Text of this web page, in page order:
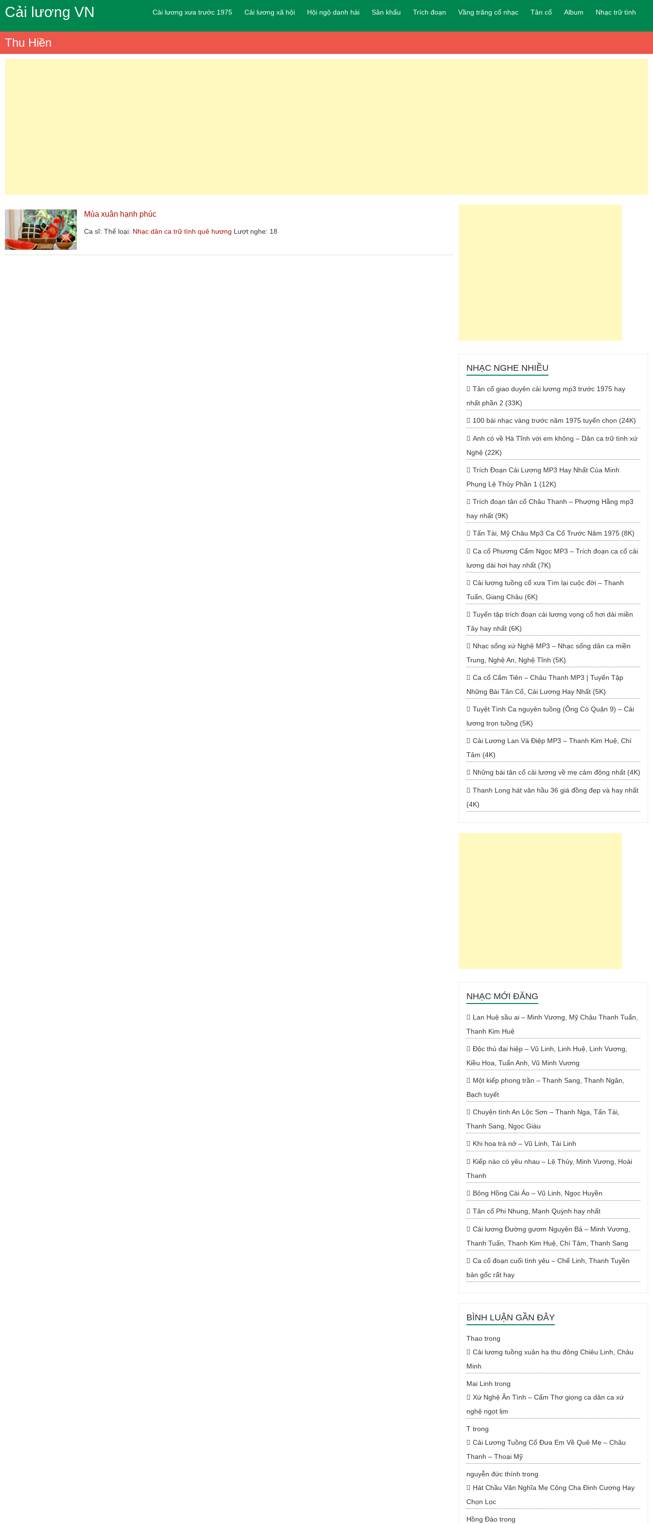
Cải lương VN Cải lương xưa trước 1975 Cải lương xã hội Hội ngộ danh hài Sân khấu Trích đoạn Vầng trăng cổ nhạc Tân cổ Album Nhạc trữ tình
Thu Hiền
Mùa xuân hạnh phúc
Ca sĩ: Thể loại: Nhạc dân ca trữ tình quê hương Lượt nghe: 18
NHẠC NGHE NHIỀU
Tân cổ giao duyên cải lương mp3 trước 1975 hay
nhất phần 2 (33K)
100 bài nhạc vàng trước năm 1975 tuyển chọn (24K)
Anh có về Hà Tĩnh với em không – Dân ca trữ tình xứ
Nghệ (22K)
Trích Đoạn Cải Lương MP3 Hay Nhất Của Minh
Phụng Lệ Thủy Phần 1 (12K)
Trích đoạn tân cổ Châu Thanh – Phượng Hằng mp3
hay nhất (9K)
Tấn Tài, Mỹ Châu Mp3 Ca Cổ Trước Năm 1975 (8K)
Ca cổ Phương Cẩm Ngọc MP3 – Trích đoạn ca cổ cải
lương dài hơi hay nhất (7K)
Cải lương tuồng cổ xưa Tìm lại cuộc đời – Thanh
Tuấn, Giang Châu (6K)
Tuyển tập trích đoạn cải lương vọng cổ hơi dài miền
Tây hay nhất (6K)
Nhạc sống xứ Nghệ MP3 – Nhạc sống dân ca miền
Trung, Nghệ An, Nghệ Tĩnh (5K)
Ca cổ Cẩm Tiên – Châu Thanh MP3 | Tuyển Tập
Những Bài Tân Cổ, Cải Lương Hay Nhất (5K)
Tuyệt Tình Ca nguyên tuồng (Ông Cò Quận 9) – Cải
lương trọn tuồng (5K)
Cải Lương Lan Và Điệp MP3 – Thanh Kim Huệ, Chí
Tâm (4K)
Những bài tân cổ cải lương về mẹ cảm động nhất (4K)
Thanh Long hát văn hầu 36 giá đồng đẹp và hay nhất
(4K)
NHẠC MỚI ĐĂNG
Lan Huệ sầu ai – Minh Vương, Mỹ Châu Thanh Tuấn,
Thanh Kim Huệ
Độc thủ đại hiệp – Vũ Linh, Linh Huệ, Linh Vương,
Kiều Hoa, Tuấn Anh, Vũ Minh Vương
Một kiếp phong trần – Thanh Sang, Thanh Ngân,
Bạch tuyết
Chuyện tình An Lộc Sơn – Thanh Nga, Tấn Tài,
Thanh Sang, Ngọc Giàu
Khi hoa trà nở – Vũ Linh, Tài Linh
Kiếp nào có yêu nhau – Lệ Thủy, Minh Vương, Hoài
Thanh
Bông Hồng Cài Áo – Vũ Linh, Ngọc Huyền
Tân cổ Phi Nhung, Mạnh Quỳnh hay nhất
Cải lương Đường gươm Nguyên Bá – Minh Vương,
Thanh Tuấn, Thanh Kim Huệ, Chí Tâm, Thanh Sang
Ca cổ đoạn cuối tình yêu – Chế Linh, Thanh Tuyền
bản gốc rất hay
BÌNH LUẬN GẦN ĐÂY
Thaotrong
Cải lương tuồng xuân hạ thu đông Chiêu Linh, Châu
Minh
Mai Linh trong
Xứ Nghệ Ân Tình – Cẩm Thơ giọng ca dân ca xứ
nghệ ngọt lịm
Ttrong
Cải Lương Tuồng Cổ Đưa Em Về Quê Mẹ – Châu
Thanh – Thoại Mỹ
nguyễn đức thính trong
Hát Chầu Văn Nghĩa Mẹ Công Cha Đinh Cương Hay
Chọn Lọc
Hồng Đàotrong